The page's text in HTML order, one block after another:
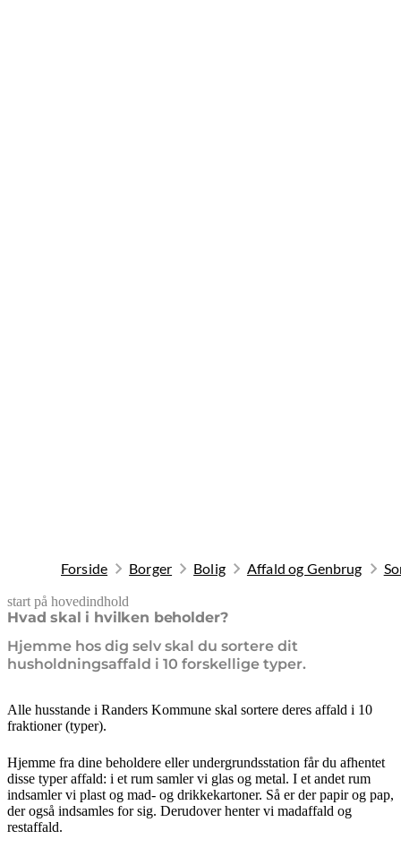
Forside Borger Bolig Affald og Genbrug
start på hovedindhold
Hvad skal i hvilken beholder?
Hjemme hos dig selv skal du sortere dit
husholdningsaffald i 10 forskellige typer.
senest opdateret 10. februar 2026
Alle husstande i Randers Kommune skal sortere deres affald i 10
fraktioner (typer).
Hjemme fra dine beholdere eller undergrundsstation får du afhentet
disse typer affald: i et rum samler vi glas og metal. I et andet rum
indsamler vi plast og mad- og drikkekartoner. Så er der papir og pap,
der også indsamles for sig. Derudover henter vi madaffald og
restaffald.